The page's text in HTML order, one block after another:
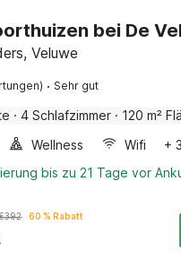
bei De
Veluwe
· Sehr gut
· 4 Schlafzimmer · 120 m²
Wellness Wifi
+
bis zu 21 Tage vor
392 60 % Rabatt